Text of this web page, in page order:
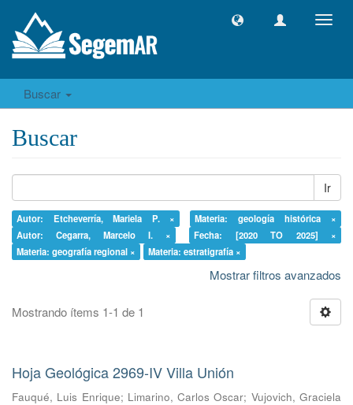
Buscar
Buscar
Ir
Autor: Etcheverría, Mariela P. ×
Materia: geología histórica ×
Autor: Cegarra, Marcelo I. ×
Fecha: [2020 TO 2025] ×
Materia: geografía regional ×
Materia: estratigrafía ×
Mostrar filtros avanzados
Mostrando ítems 1-1 de 1
Hoja Geológica 2969-IV Villa Unión
Fauqué, Luis Enrique; Limarino, Carlos Oscar; Vujovich, Graciela